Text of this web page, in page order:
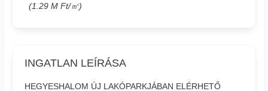
(1.29 M Ft/㎡)
INGATLAN LEÍRÁSA
HEGYESHALOM ÚJ LAKÓPARKJÁBAN ELÉRHETŐ